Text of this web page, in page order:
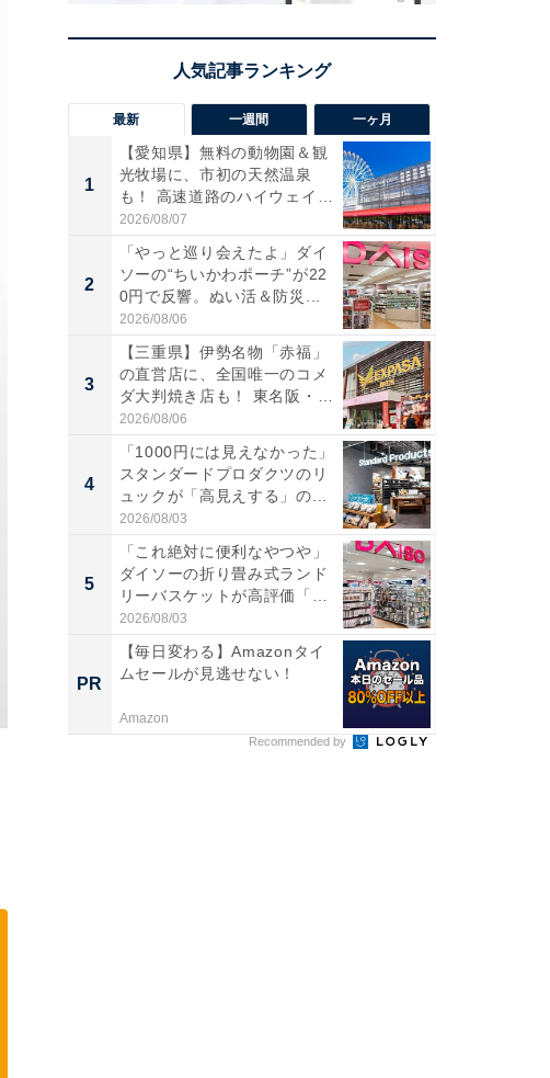
最新 一週間 一ヶ月
1
【愛知県】無料の動物園＆観
光牧場に、市初の天然温泉
も！ 高速道路のハイウェイオ
ア...
2026/08/07
2
「やっと巡り会えたよ」ダイ
ソーの“ちいかわポーチ”が22
0円で反響。ぬい活＆防災...
2026/08/06
3
【三重県】伊勢名物「赤福」
の直営店に、全国唯一のコメ
ダ大判焼き店も！ 東名阪・
伊...
2026/08/06
4
「1000円には見えなかった」
スタンダードプロダクツのリ
ュックが「高見えする」の...
2026/08/03
5
「これ絶対に便利なやつや」
ダイソーの折り畳み式ランド
リーバスケットが高評価「使
わ...
2026/08/03
PR
【毎日変わる】Amazonタイ
ムセールが見逃せない！
Amazon
Recommended by